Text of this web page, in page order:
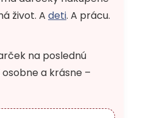
život. A deti. A prácu.
na poslednú
a krásne –